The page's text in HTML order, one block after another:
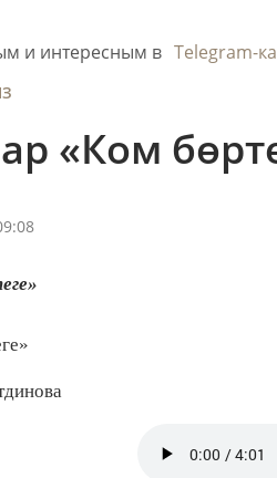
и интересным в Telegram-
«Ком